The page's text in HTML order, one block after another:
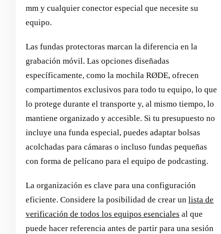
mm y cualquier conector especial que necesite su
equipo.
Las fundas protectoras marcan la diferencia en la
grabación móvil. Las opciones diseñadas
específicamente, como la mochila RØDE, ofrecen
compartimentos exclusivos para todo tu equipo, lo que
lo protege durante el transporte y, al mismo tiempo, lo
mantiene organizado y accesible. Si tu presupuesto no
incluye una funda especial, puedes adaptar bolsas
acolchadas para cámaras o incluso fundas pequeñas
con forma de pelícano para el equipo de podcasting.
La organización es clave para una configuración
eficiente. Considere la posibilidad de crear un lista de
verificación de todos los equipos esenciales al que
puede hacer referencia antes de partir para una sesión